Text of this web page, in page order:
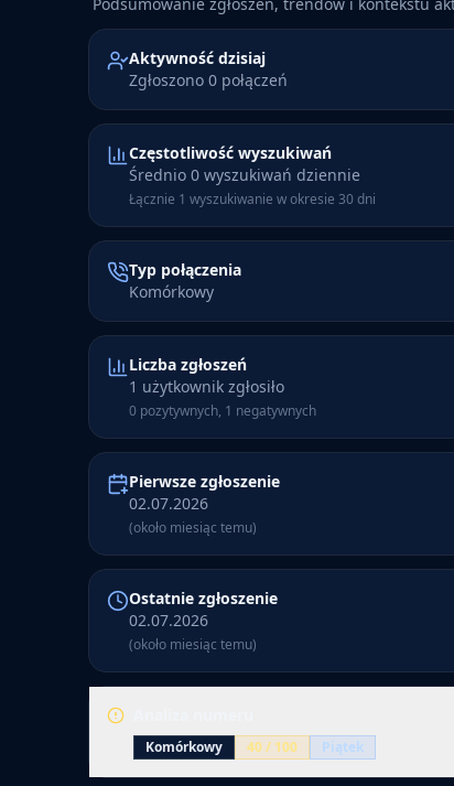
Aktywność dzisiaj
Zgłoszono 0 połączeń
Częstotliwość wyszukiwań
Średnio 0 wyszukiwań dziennie
Łącznie 1 wyszukiwanie w okresie 30 dni
Typ połączenia
Komórkowy
Liczba zgłoszeń
1 użytkownik zgłosiło
0 pozytywnych, 1 negatywnych
Pierwsze zgłoszenie
02.07.2026
(około miesiąc temu)
Ostatnie zgłoszenie
02.07.2026
(około miesiąc temu)
Komórkowy 40/ 100 Piątek